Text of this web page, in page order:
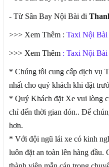
- Từ Sân Bay Nội Bài đi
>>> Xem Thêm : Taxi Nội Bài
>>> Xem Thêm : Taxi Nội Bài
* Chúng tôi cung cấp dịch vụ
nhất cho quý khách khi đặt
* Quý Khách đặt Xe vui lòng
chỉ đến thời gian đón.. Để
hơn.
* Với đội ngũ lái xe có kinh
luôn đặt an toàn lên hàng đầu.